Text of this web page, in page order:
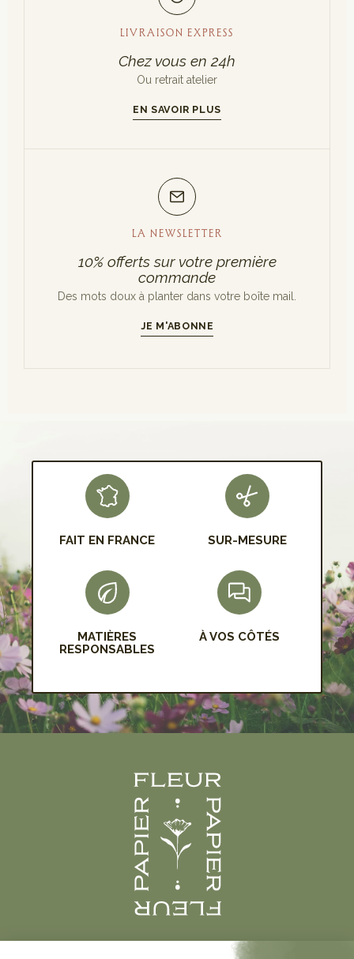
LIVRAISON EXPRESS
Chez vous en 24h
Ou retrait atelier
EN SAVOIR PLUS
LA NEWSLETTER
10% offerts sur votre première
commande
Des mots doux à planter dans votre boîte mail.
JE M'ABONNE
S'INSCRIRE
FAIT EN FRANCE SUR-MESURE
MATIÈRES
RESPONSABLES
À VOS CÔTÉS